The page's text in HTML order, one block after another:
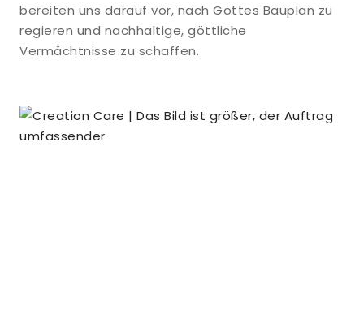
bereiten uns darauf vor, nach Gottes Bauplan zu
regieren und nachhaltige, göttliche
Vermächtnisse zu schaffen.